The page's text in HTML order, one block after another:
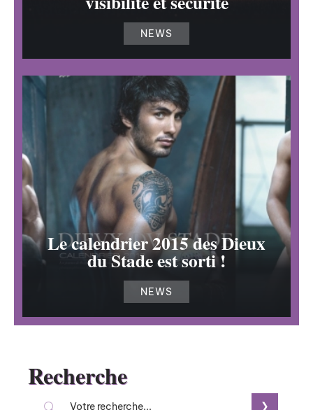
NEWS
Le calendrier 2015 des Dieux
du Stade est sorti !
NEWS
Recherche